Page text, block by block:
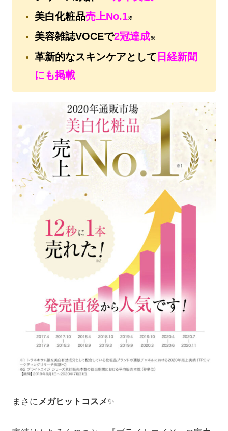
美白化粧品売上No.1※
美容雑誌VOCEで2冠達成※
革新的なスキンケアとして 日経新聞
にも掲載
まさにメガヒットコスメ✨